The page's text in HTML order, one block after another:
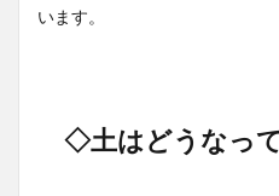
います。
◇土はどうなっ